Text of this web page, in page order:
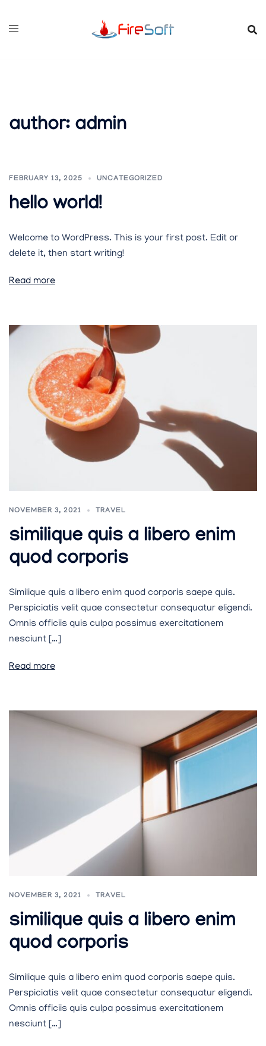
author: admin
FEBRUARY 13, 2025 UNCATEGORIZED
hello world!
Welcome to WordPress. This is your first post. Edit or
delete it, then start writing!
Read more
NOVEMBER 3, 2021 TRAVEL
similique quis a libero enim
quod corporis
Similique quis a libero enim quod corporis saepe quis.
Perspiciatis velit quae consectetur consequatur eligendi.
Omnis officiis quis culpa possimus exercitationem
nesciunt […]
Read more
NOVEMBER 3, 2021 TRAVEL
similique quis a libero enim
quod corporis
Similique quis a libero enim quod corporis saepe quis.
Perspiciatis velit quae consectetur consequatur eligendi.
Omnis officiis quis culpa possimus exercitationem
nesciunt […]